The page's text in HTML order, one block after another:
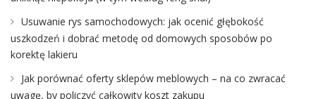
Usuwanie rys samochodowych: jak ocenić głębokość
uszkodzeń i dobrać metodę od domowych sposobów po
korektę lakieru
Jak porównać oferty sklepów meblowych – na co zwracać
uwagę, by policzyć całkowity koszt zakupu